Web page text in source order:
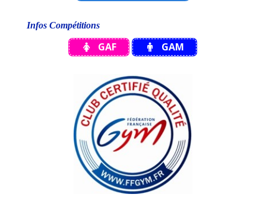
Infos Compétitions
GAF GAM